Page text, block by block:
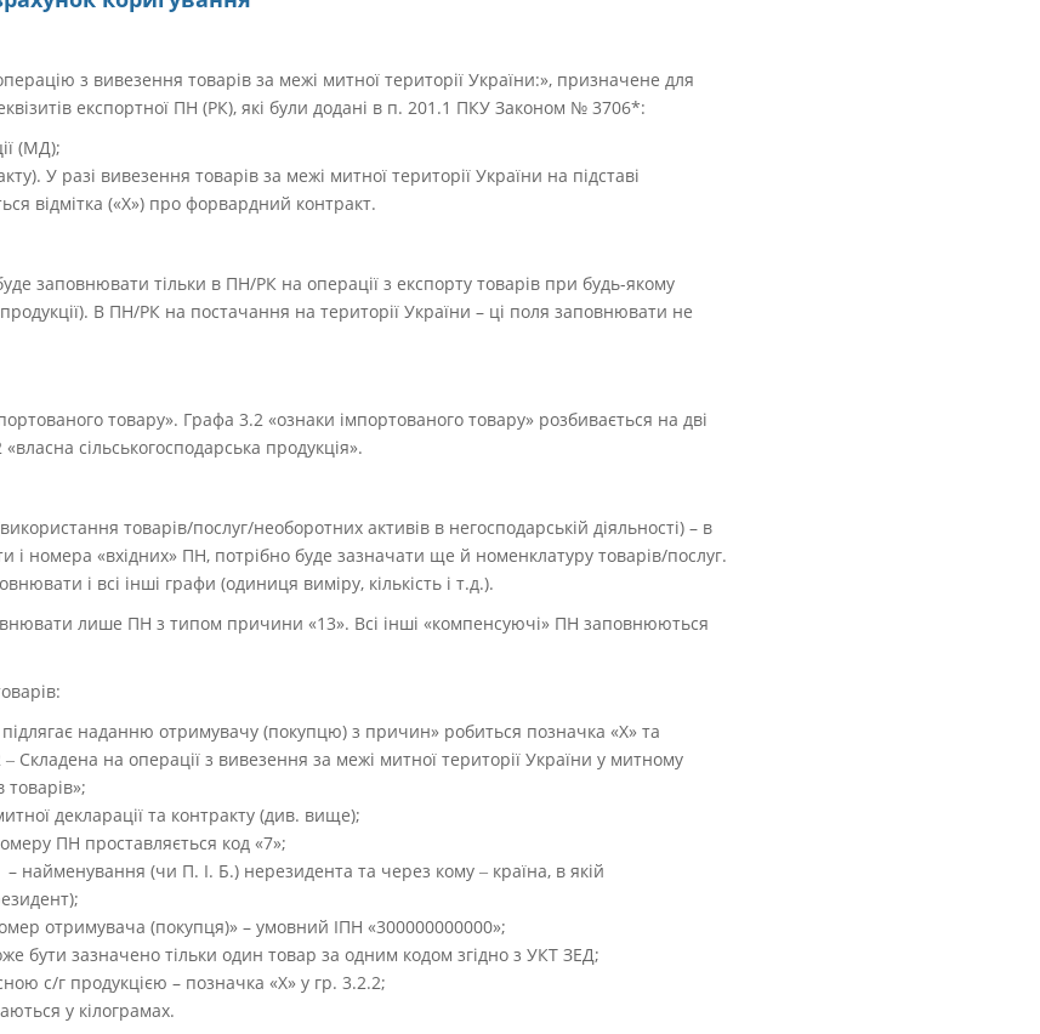
з вивезення товарів за межі митної території України:», призначене для
експортної ПН (РК), які були додані в п. 201.1 ПКУ Законом № 3706*:
(МД);
У разі вивезення товарів за межі митної території України на підставі
відмітка («Х») про форвардний контракт.
заповнювати тільки в ПН/РК на операції з експорту товарів при будь-якому
В ПН/РК на постачання на території України – ці поля заповнювати не
товару». Графа 3.2 «ознаки імпортованого товару» розбивається на дві
сільськогосподарська продукція».
товарів/послуг/необоротних активів в негосподарській діяльності) – в
і номера «вхідних» ПН, потрібно буде зазначати ще й номенклатуру товарів/послуг.
і всі інші графи (одиниця виміру, кількість і т.д.).
лише ПН з типом причини «13». Всі інші «компенсуючі» ПН заповнюються
:
наданню отримувачу (покупцю) з причин» робиться позначка «X» та
Складена на операції з вивезення за межі митної території України у митному
декларації та контракту (див. вище);
ПН проставляється код «7»;
найменування (чи П. І. Б.) нерезидента та через кому ‒ країна, в якій
отримувача (покупця)» – умовний ІПН «300000000000»;
бути зазначено тільки один товар за одним кодом згідно з УКТ ЗЕД;
с/г продукцією – позначка «X» у гр. 3.2.2;
у кілограмах.